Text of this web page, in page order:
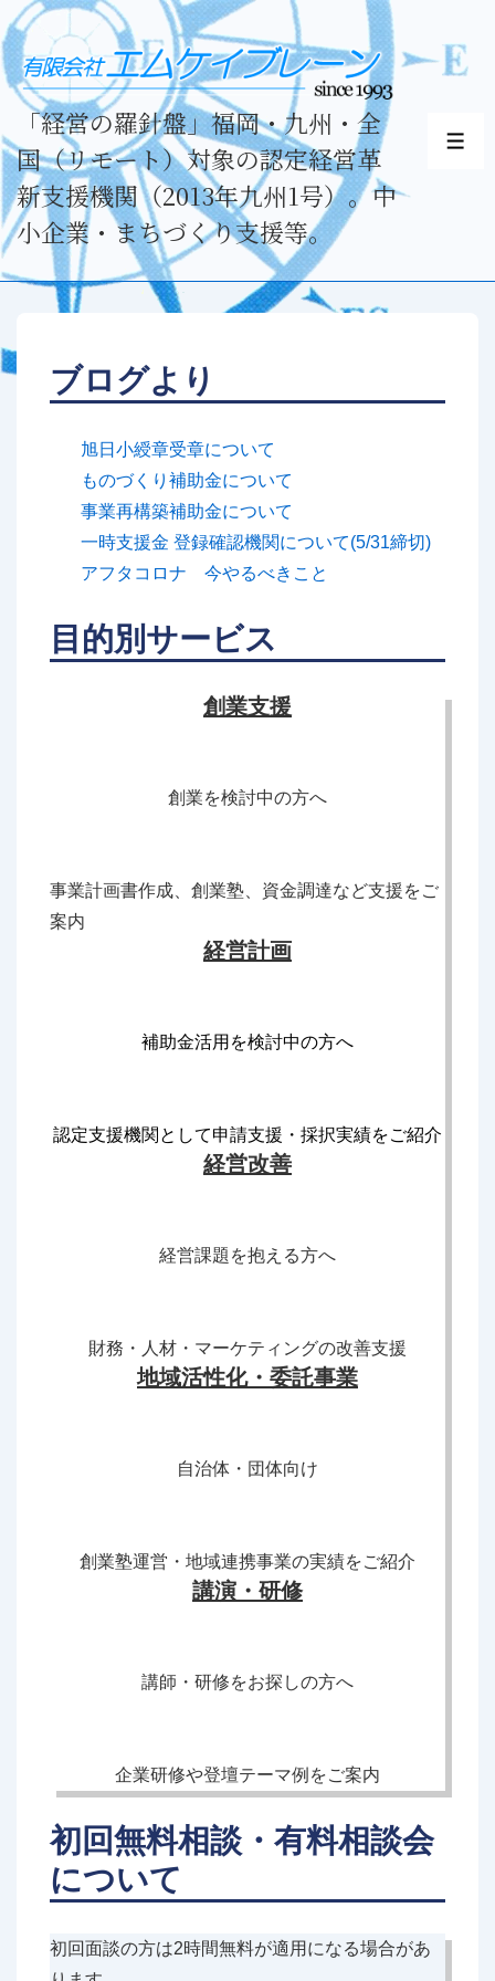
メ
イ
コ
テ
ン
ツ
キ
「経営の羅針盤」福岡・九州・全
国（リモート）対象の認定経営革
新支援機関（2013年九州1号）。中
小企業・まちづくり支援等。
メ
ブログより
旭日小綬章受章について
ものづくり補助金について
事業再構築補助金について
一時支援金 登録確認機関について(5/31締切)
アフタコロナ 今やるべきこと
目的別サービス
創業支援
創業を検討中の方へ
事業計画書作成、創業塾、資金調達など支援をご
案内
経営計画
補助金活用を検討中の方へ
認定支援機関として申請支援・採択実績をご紹介
経営改善
経営課題を抱える方へ
財務・人材・マーケティングの改善支援
地域活性化・委託事業
自治体・団体向け
創業塾運営・地域連携事業の実績をご紹介
講演・研修
講師・研修をお探しの方へ
企業研修や登壇テーマ例をご案内
初回無料相談・有料相談会
について
初回面談の方は2時間無料が適用になる場合があ